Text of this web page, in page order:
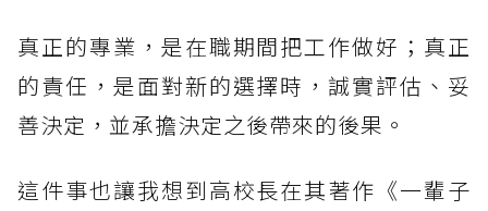
真正的專業，是在職期間把工作做好；真正
的責任，是面對新的選擇時，誠實評估、妥
善決定，並承擔決定之後帶來的後果。
這件事也讓我想到高校長在其著作《一輩子